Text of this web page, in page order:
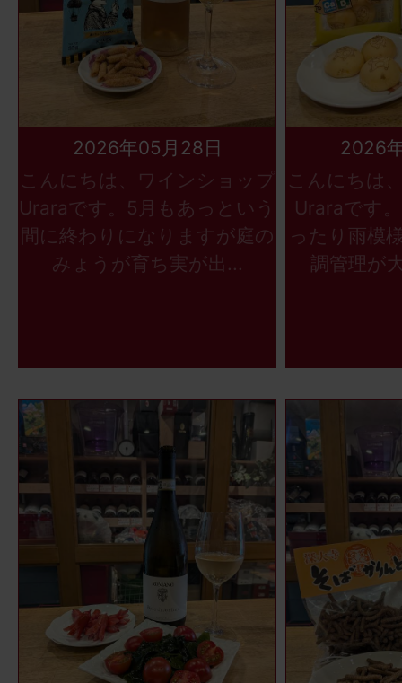
2026年05月28日
こんにちは、ワインショップ
Uraraです。5月もあっという
間に終わりになりますが庭の
みょうが育ち実が出...
2026
こんにちは
Uraraです
ったり雨模
調管理が